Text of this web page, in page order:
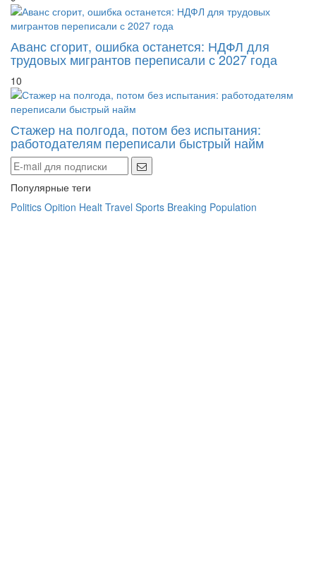
9
Аванс сгорит, ошибка останется: НДФЛ для
трудовых мигрантов переписали с 2027 года
10
Стажер на полгода, потом без испытания:
работодателям переписали быстрый найм
Популярные теги